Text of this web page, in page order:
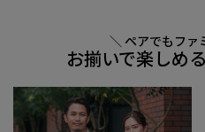
＼ ペアでもファ
お揃いで楽しめ